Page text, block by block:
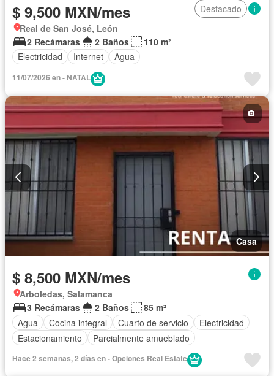
$ 9,500 MXN/mes
Destacado
Real de San José, León
2 Recámaras
2 Baños
110 m²
Electricidad
Internet Agua
11/07/2026 en - NATAL
Casa
$ 8,500 MXN/mes
Arboledas, Salamanca
3 Recámaras
2 Baños
85 m²
Agua
Cocina integral Cuarto de servicio
Electricidad
Estacionamiento
Parcialmente amueblado
Hace 2 semanas, 2 días en - Opciones Real Estate